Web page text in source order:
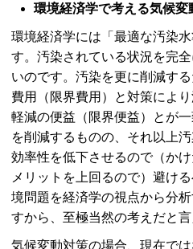
環境経済学で考える気候変
環境経済学には「最適な汚染
す。汚染されている状況を完
いのです。汚染を更に削減す
費用（限界費用）と対策によ
軽減の便益（限界便益）とが
を削減するものの、それ以上
効率性を低下させるので（か
メリットを上回るので）避け
境問題を経済学の視点から分
すから、至極当然の考えだと言
気候変動対策の場合、現在で